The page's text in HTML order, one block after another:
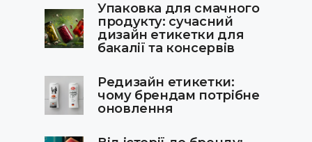
Упаковка для смачного
продукту: сучасний
дизайн етикетки для
бакалії та консервів
Редизайн етикетки:
чому брендам потрібне
оновлення